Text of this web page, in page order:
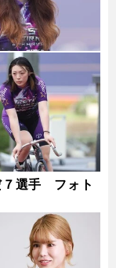
７選手 フォト